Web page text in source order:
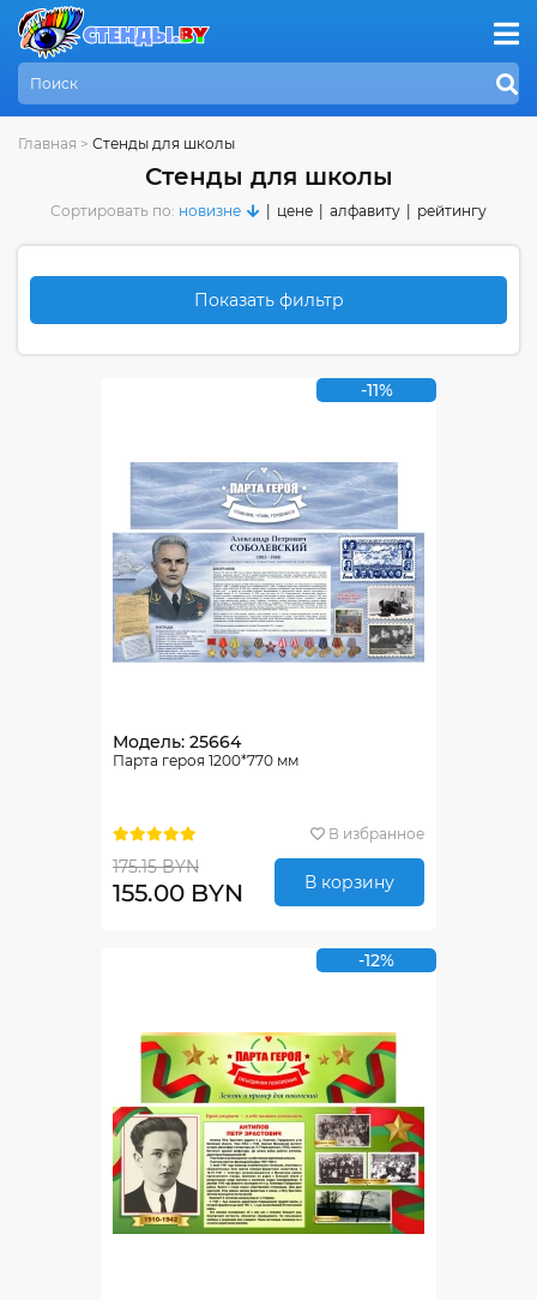
Главная > Стенды для школы
Стенды для школы
Сортировать по: новизне цене алфавиту рейтингу
Показать фильтр
-11%
Модель: 25664
Парта героя 1200*770 мм
В избранное
175.15 BYN
155.00 BYN В корзину
-12%